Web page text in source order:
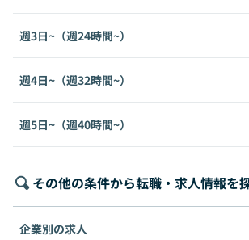
週3日~（週24時間~）
週4日~（週32時間~）
週5日~（週40時間~）
その他の条件から転職・求人情報を
企業別の求人